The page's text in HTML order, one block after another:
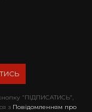
“ПІДПИСАТИСЬ”,
з Повідомленням про